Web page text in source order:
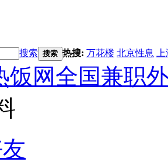
搜索 搜索 热搜: 万花楼 北京性息
饭网全国兼职